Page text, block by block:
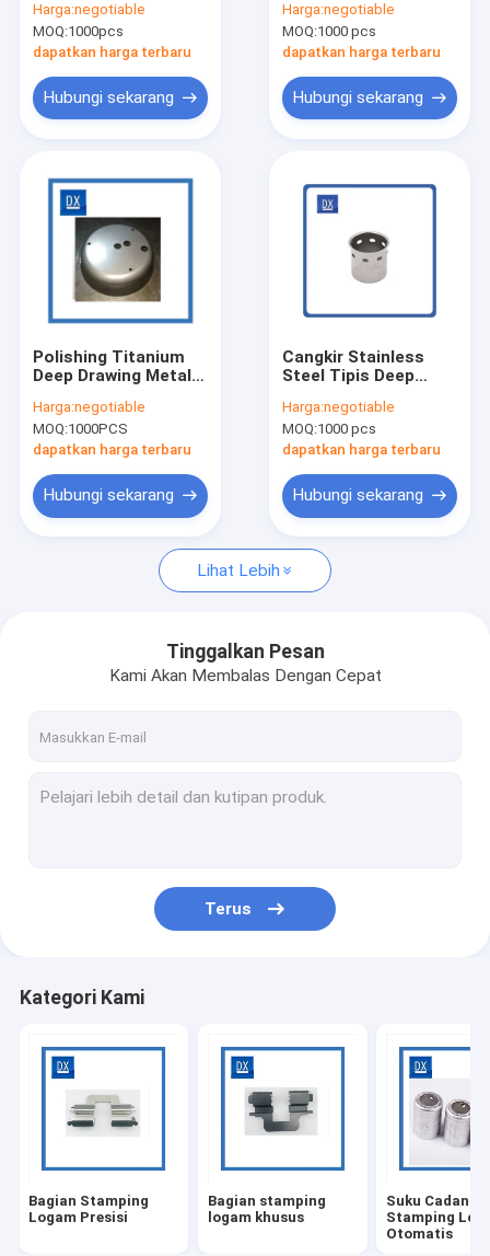
Produk
Video
Tentang kami
Permintaan Penawaran
Bagian Stamping Logam Presisi
Bagian stamping logam khusus
Bagian Pemotongan Laser
Stamping Logam Deep Draw
Klip Stamping Logam
Mesin CNC Medis
Mesin Pengecoran
Kopling Berulir Baja
Lengan Bushing Logam
Harga:negotiable
MOQ:1000pcs
dapatkan harga terbaru
Hubungi sekarang
Harga:negotiable
MOQ:1000 pcs
dapatkan harga terbaru
Hubungi sekarang
Polishing Titanium
Deep Drawing Metal
Hitam
Harga:negotiable
MOQ:1000PCS
dapatkan harga terbaru
Hubungi sekarang
Cangkir Stainless
Steel Tipis Deep
Harga:negotiable
MOQ:1000 pcs
dapatkan harga terbaru
Hubungi sekarang
Lihat Lebih
Tinggalkan Pesan
Kami Akan Membalas Dengan Cepat
Terus
Kategori Kami
Bagian Stamping
Logam Presisi
Bagian stamping
logam khusus
Suku Cadang
Stamping
Otomatis